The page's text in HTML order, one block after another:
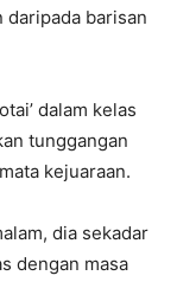
daripada barisan
dalam kelas
tunggangan
kejuaraan.
dia sekadar
dengan masa